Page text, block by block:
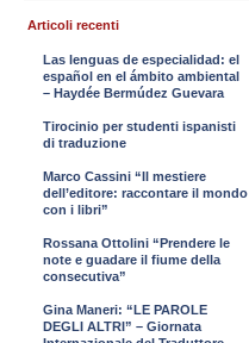
Articoli recenti
Las lenguas de especialidad: el
español en el ámbito ambiental
– Haydée Bermúdez Guevara
Tirocinio per studenti ispanisti
di traduzione
Marco Cassini “Il mestiere
dell’editore: raccontare il mondo
con i libri”
Rossana Ottolini “Prendere le
note e guadare il fiume della
consecutiva”
Gina Maneri: “LE PAROLE
DEGLI ALTRI” – Giornata